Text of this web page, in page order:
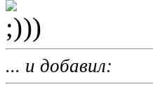
))
... и добавил: